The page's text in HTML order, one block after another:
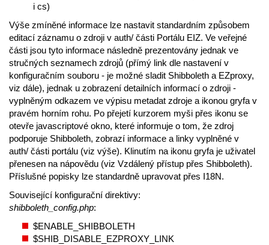
i cs)
Výše zmíněné informace lze nastavit standardním způsobem
editací záznamu o zdroji v auth/ části Portálu EIZ. Ve veřejné
části jsou tyto informace následně prezentovány jednak ve
stručných seznamech zdrojů (přímý link dle nastavení v
konfiguračním souboru - je možné sladit Shibboleth a EZproxy,
viz dále), jednak u zobrazení detailních informací o zdroji -
vyplněným odkazem ve výpisu metadat zdroje a ikonou gryfa v
pravém horním rohu. Po přejetí kurzorem myši přes ikonu se
otevře javascriptové okno, které informuje o tom, že zdroj
podporuje Shibboleth, zobrazí informace a linky vyplněné v
auth/ části portálu (viz výše). Klinutím na ikonu gryfa je uživatel
přenesen na nápovědu (viz Vzdálený přístup přes Shibboleth).
Příslušné popisky lze standardně upravovat přes I18N.
Související konfigurační direktivy:
shibboleth_config.php:
$ENABLE_SHIBBOLETH
$SHIB_DISABLE_EZPROXY_LINK